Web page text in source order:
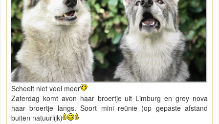
Scheelt niet veel meer
Zaterdag komt avon haar broertje uit Limburg en grey nova
haar broertje langs. Soort mini reünie (op gepaste afstand
buiten natuurlijk)